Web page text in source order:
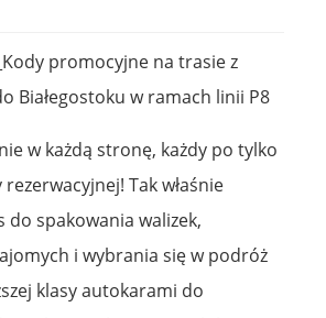
promocyjne na trasie z
Białegostoku w ramach linii P8
w każdą stronę, każdy po tylko
rezerwacyjnej! Tak właśnie
do spakowania walizek,
i wybrania się w podróż
klasy autokarami do